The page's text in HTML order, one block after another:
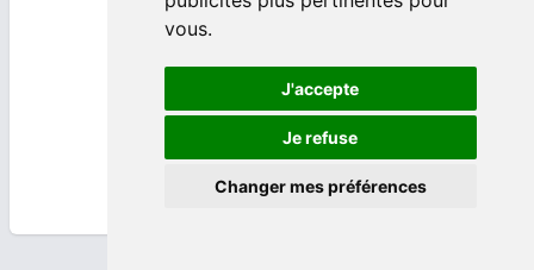
vous.
J'accepte
Je refuse
Changer mes préférences
+ DE2 MILLIONS
DE VÉHICULES
Un large choix disponible grâce à